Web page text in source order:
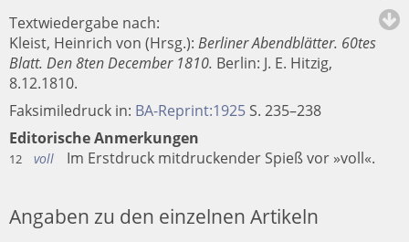
Textwiedergabe nach:
Kleist, Heinrich von (Hrsg.): Berliner Abendblätter. 60tes
Blatt. Den 8ten December 1810. Berlin: J. E. Hitzig,
8.12.1810.
Faksimiledruck in: BA-Reprint:1925 S. 235–238
Editorische Anmerkungen
12 voll Im Erstdruck mitdruckender Spieß vor »voll«.
Angaben zu den einzelnen Artikeln